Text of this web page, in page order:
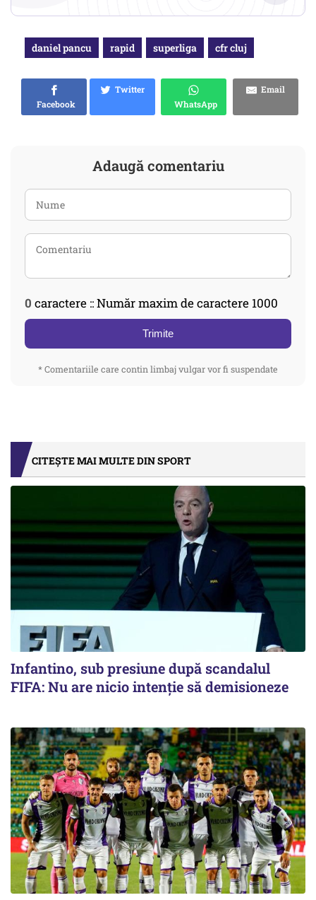
daniel pancu rapid superliga cfr cluj
Facebook
Twitter
WhatsApp
Email
Adaugă comentariu
0 caractere :: Număr maxim de caractere 1000
Trimite
* Comentariile care contin limbaj vulgar vor fi suspendate
CITEȘTE MAI MULTE DIN SPORT
Infantino, sub presiune după scandalul
FIFA: Nu are nicio intenție să demisioneze